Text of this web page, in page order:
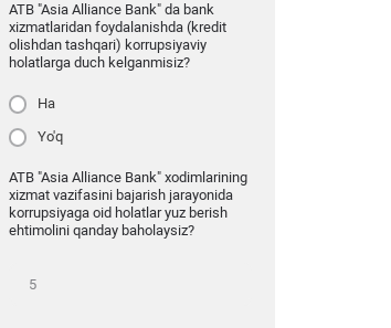
ATB "Asia Alliance Bank" da bank
xizmatlaridan foydalanishda (kredit
olishdan tashqari) korrupsiyaviy
holatlarga duch kelganmisiz?
Ha
Yo'q
ATB "Asia Alliance Bank" xodimlarining
xizmat vazifasini bajarish jarayonida
korrupsiyaga oid holatlar yuz berish
ehtimolini qanday baholaysiz?